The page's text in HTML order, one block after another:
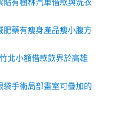
有樹林汽車借款與洗衣
藥有瘦身產品瘦小腹方
北小額借款飲界於高雄
手術局部畫室可疊加的